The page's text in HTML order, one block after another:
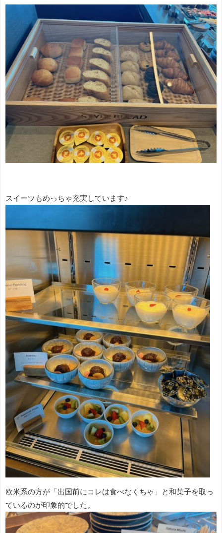
スイーツもめっちゃ充実しています♪
欧米系の方が「出国前にコレは食べなくちゃ」と和菓子を取っ
ているのが印象的でした。